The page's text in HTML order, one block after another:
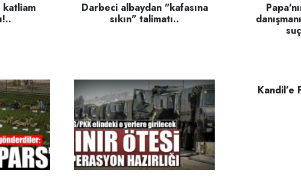
katliam
Darbeci albaydan "kafasına
sıkın" talimatı..
Kandil’e